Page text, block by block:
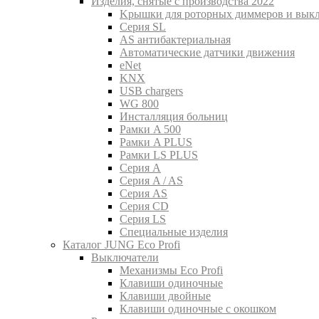
Kрышки для роторных диммеров и
Серия SL
AS антибактериальная
Aвтоматические датчики движения
eNet
KNX
USB chargers
WG 800
Инсталляция больниц
Рамки A 500
Рамки A PLUS
Рамки LS PLUS
Серия A
Серия A / AS
Серия AS
Серия CD
Серия LS
Специальные изделия
Каталог JUNG Eco Profi
Выключатели
Механизмы Eco Profi
Клавиши одиночные
Клавиши двойные
Клавиши одиночные с окошком